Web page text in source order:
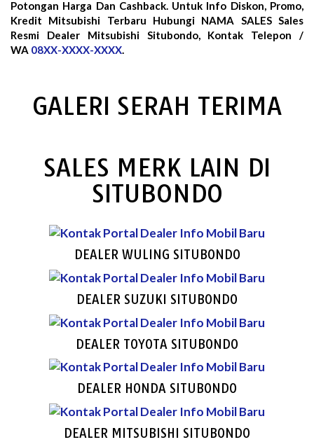
Potongan Harga Dan Cashback. Untuk Info Diskon, Promo,
Kredit Mitsubishi Terbaru Hubungi NAMA SALES Sales
Resmi Dealer Mitsubishi Situbondo, Kontak Telepon /
WA 08XX-XXXX-XXXX.
GALERI SERAH TERIMA
SALES MERK LAIN DI
SITUBONDO
DEALER WULING SITUBONDO
DEALER SUZUKI SITUBONDO
DEALER TOYOTA SITUBONDO
DEALER HONDA SITUBONDO
DEALER MITSUBISHI SITUBONDO